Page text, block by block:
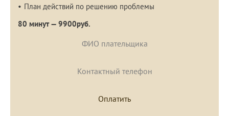
План действий по решению проблемы
80 минут — 9900руб.